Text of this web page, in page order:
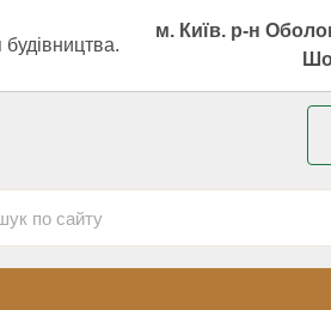
м. Київ. р-н